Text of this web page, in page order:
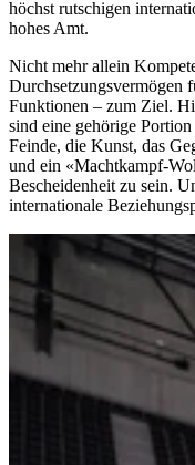
höchst rutschigen
hohes Amt.
Nicht mehr allein
Durchsetzungsvermögen
Funktionen – zum Ziel.
sind eine gehörige
Feinde, die Kunst, das
und ein «Machtkampf-
Bescheidenheit zu sein.
internationale